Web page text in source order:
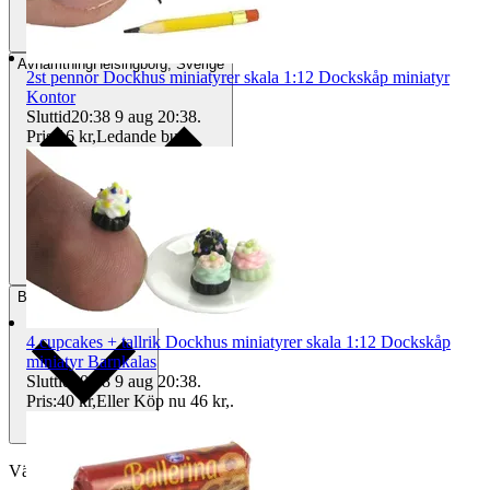
AvhämtningHelsingborg, Sverige
Betalning Via Tradera
Välj till köparskydd
2st pennor Dockhus miniatyrer skala 1:12 Dockskåp miniatyr
Kontor
Sluttid20:38 9 aug 20:38.
Pris: 16 kr,Ledande bud .
4 cupcakes + tallrik Dockhus miniatyrer skala 1:12 Dockskåp
miniatyr Barnkalas
Sluttid 20:38 9 aug 20:38.
Pris:40 kr,Eller Köp nu 46 kr,.